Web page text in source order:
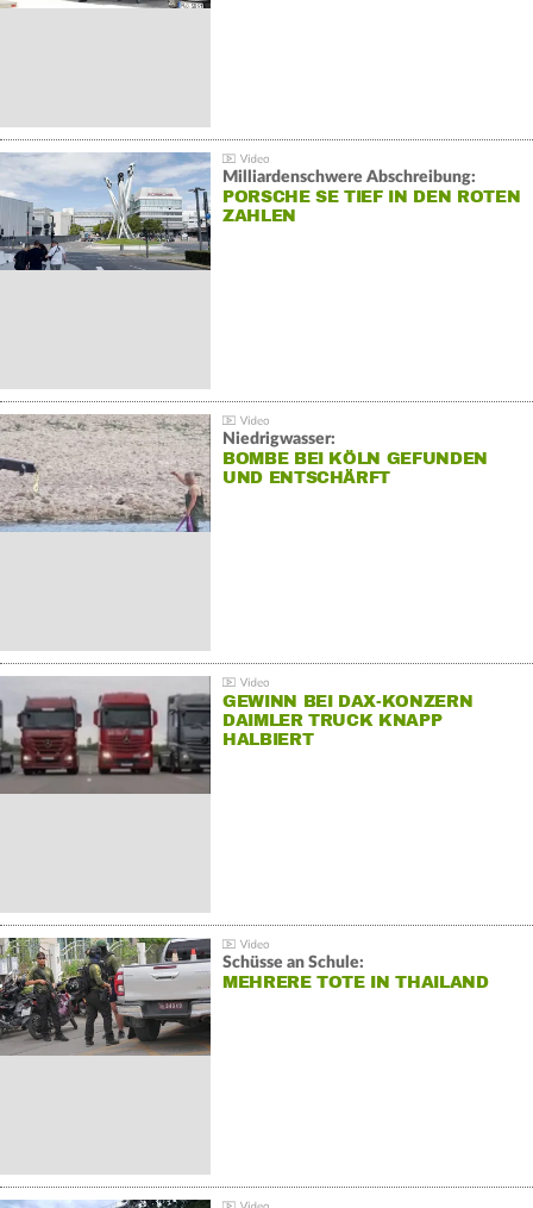
Milliardenschwere Abschreibung:
PORSCHE SE TIEF IN DEN ROTEN
ZAHLEN
Niedrigwasser:
BOMBE BEI KÖLN GEFUNDEN
UND ENTSCHÄRFT
GEWINN BEI DAX-KONZERN
DAIMLER TRUCK KNAPP
HALBIERT
Schüsse an Schule:
MEHRERE TOTE IN THAILAND